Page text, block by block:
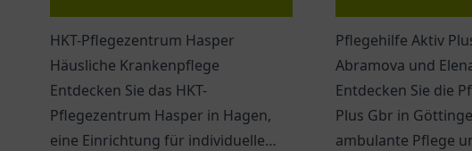
HKT-Pflegezentrum Hasper
Häusliche Krankenpflege
Entdecken Sie das HKT-
Pflegezentrum Hasper in Hagen,
eine Einrichtung für individuelle
Pflegehilfe Aktiv
Abramova und
Ambulanter
Entdecken Sie die
Plus Gbr in
ambulante Pflege